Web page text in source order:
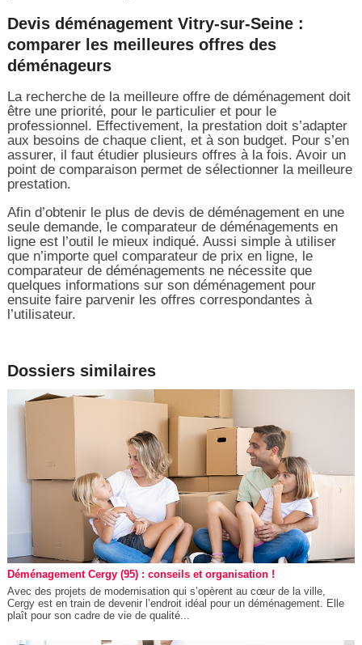
Devis déménagement Vitry-sur-Seine :
comparer les meilleures offres des
déménageurs
La recherche de la meilleure offre de déménagement doit
être une priorité, pour le particulier et pour le
professionnel. Effectivement, la prestation doit s’adapter
aux besoins de chaque client, et à son budget. Pour s’en
assurer, il faut étudier plusieurs offres à la fois. Avoir un
point de comparaison permet de sélectionner la meilleure
prestation.
Afin d’obtenir le plus de devis de déménagement en une
seule demande, le comparateur de déménagements en
ligne est l’outil le mieux indiqué. Aussi simple à utiliser
que n’importe quel comparateur de prix en ligne, le
comparateur de déménagements ne nécessite que
quelques informations sur son déménagement pour
ensuite faire parvenir les offres correspondantes à
l’utilisateur.
Dossiers similaires
Déménagement Cergy (95) : conseils et organisation !
Avec des projets de modernisation qui s’opèrent au cœur de la ville,
Cergy est en train de devenir l’endroit idéal pour un déménagement. Elle
plaît pour son cadre de vie de qualité...